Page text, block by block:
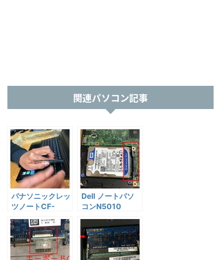
関連パソコン記事
パナソニックレッ
ツノートCF-
SX1 キーボード
交換
Dell ノートパソ
コンN5010
HDD取り出し
分解